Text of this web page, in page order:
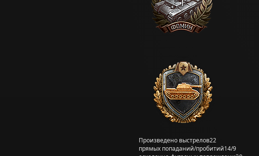
Произведено выстрелов22
прямых попаданий/пробитий14/9